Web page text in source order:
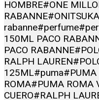
HOMBRE#ONE
RABANNE#ONITSUKA
rabanne#perfume
150ML PACO
PACO RABANNE
RALPH LAUREN
125ML#puma#PUMA
ROMA#PUMA ROMA
CUERO#RALPH